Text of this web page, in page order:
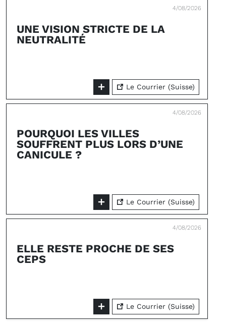
4/08/2026
UNE VISION STRICTE DE LA
NEUTRALITÉ
Le Courrier (Suisse)
4/08/2026
POURQUOI LES VILLES
SOUFFRENT PLUS LORS D’UNE
CANICULE ?
Le Courrier (Suisse)
4/08/2026
ELLE RESTE PROCHE DE SES
CEPS
Le Courrier (Suisse)